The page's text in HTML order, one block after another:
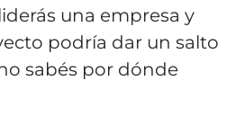
una empresa y
podría dar un salto
sabés por dónde